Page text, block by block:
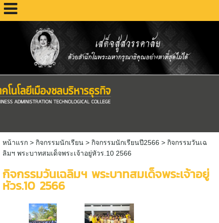
หน้าแรก> กิจกรรมนักเรียน > กิจกรรมนักเรียนปี2566 > กิจกรรมวันเฉ
ลิมฯ พระบาทสมเด็จพระเจ้าอยู่หัวร.10 2566
กิจกรรมวันเฉลิมฯ พระบาทสมเด็จพระเจ้าอยู่
หัวร.10 2566